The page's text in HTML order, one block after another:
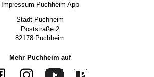
Impressum Puchheim App
Stadt Puchheim
Poststraße 2
82178 Puchheim
Mehr Puchheim auf